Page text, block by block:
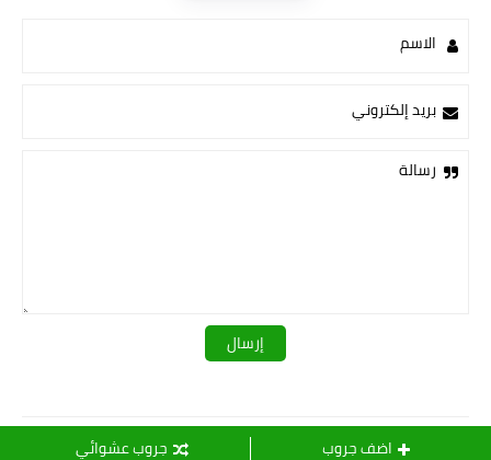
اضف جروب جروب عشوائي
الاسم
بريد إلكتروني
رسالة
قـــــروبات ســ💛ــيدرا